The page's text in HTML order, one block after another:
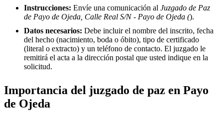
Instrucciones: Envíe una comunicación al Juzgado de Paz
de Payo de Ojeda, Calle Real S/N - Payo de Ojeda ().
Datos necesarios: Debe incluir el nombre del inscrito, fecha
del hecho (nacimiento, boda o óbito), tipo de certificado
(literal o extracto) y un teléfono de contacto. El juzgado le
remitirá el acta a la dirección postal que usted indique en la
solicitud.
Importancia del juzgado de paz en Payo
de Ojeda